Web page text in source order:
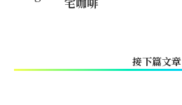
接下篇文章